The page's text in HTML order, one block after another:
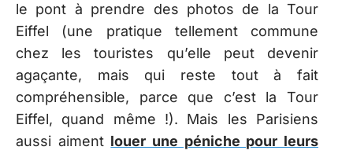
le pont à prendre des photos de la Tour
Eiffel (une pratique tellement commune
chez les touristes qu’elle peut devenir
agaçante, mais qui reste tout à fait
compréhensible, parce que c’est la Tour
Eiffel, quand même !). Mais les Parisiens
aussi aiment louer une péniche pour leurs